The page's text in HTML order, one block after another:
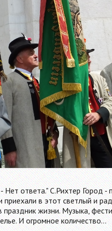
ответа." С.Рихтер Город -
приехали в этот светлый и
праздник жизни. Музыка,
И огромное количество…